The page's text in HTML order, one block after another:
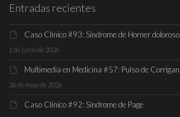
Entradas recientes
Caso Clínico #93: Síndrome de Horner doloroso
1 de junio de 2026
Multimedia en Medicina #57: Pulso de Corrigan
26 de mayo de 2026
Caso Clínico #92: Síndrome de Page